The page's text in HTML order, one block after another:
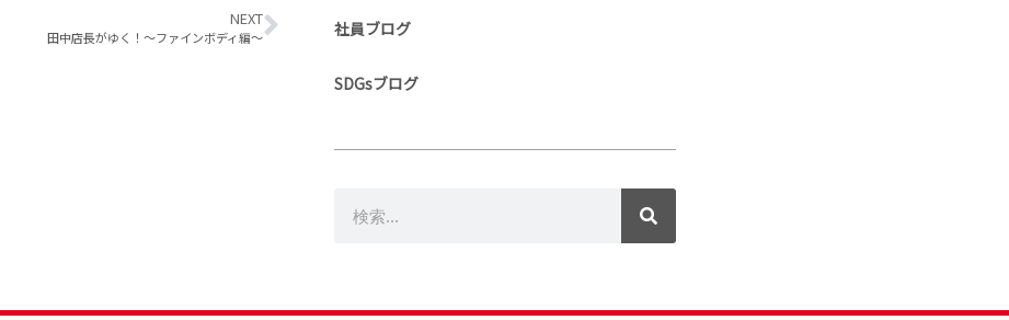
NEXT
田中店長がゆく！～ファインボディ編～ 社員ブログ
SDGsブログ